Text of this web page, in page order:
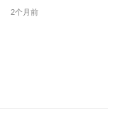
2个月前